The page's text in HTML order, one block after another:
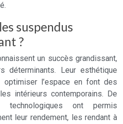
suspendus
?
un succès grandissant,
déterminants. Leur esthétique
l’espace en font des
intérieurs contemporains. De
technologiques ont permis
leur rendement, les rendant à